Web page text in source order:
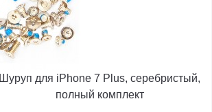
Шуруп для iPhone 7 Plus, серебристый,
полный комплект